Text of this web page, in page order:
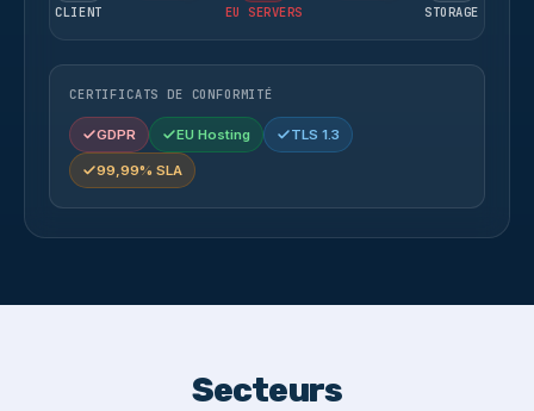
CLIENT EU SERVERS STORAGE
CERTIFICATS DE CONFORMITÉ
GDPR EU Hosting TLS 1.3
99,99% SLA
Secteurs